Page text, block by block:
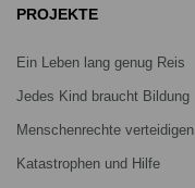
PROJEKTE
Ein Leben lang genug Reis
Jedes Kind braucht Bildung
Menschenrechte verteidigen
Katastrophen und Hilfe